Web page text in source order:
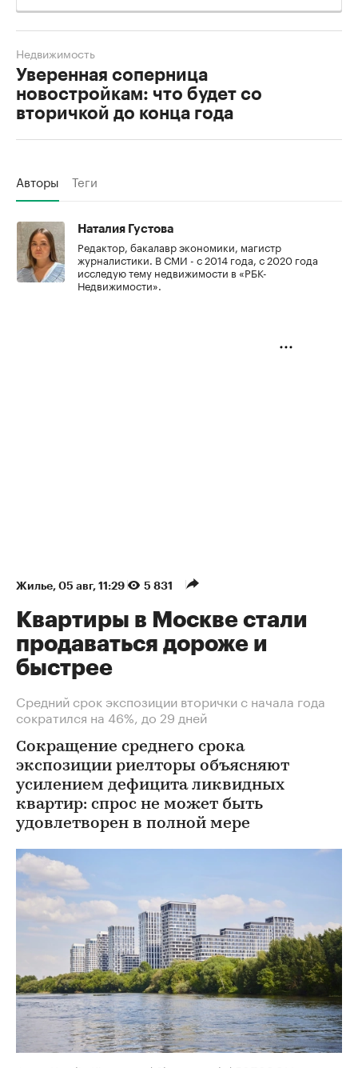
Уверенная соперница
новостройкам: что будет со
вторичкой до конца года
Недвижимость
Авторы Теги
Наталия Густова
Редактор, бакалавр экономики, магистр
журналистики. В СМИ - с 2014 года, с 2020 года
исследую тему недвижимости в «РБК-
Недвижимости».
Жилье⁠, 05 авг, 11:29 5 831
Квартиры в Москве стали
продаваться дороже и
быстрее
Средний срок экспозиции вторички с начала года
сократился на 46%, до 29 дней
Сокращение среднего срока
экспозиции риелторы объясняют
усилением дефицита ликвидных
квартир: спрос не может быть
удовлетворен в полной мере